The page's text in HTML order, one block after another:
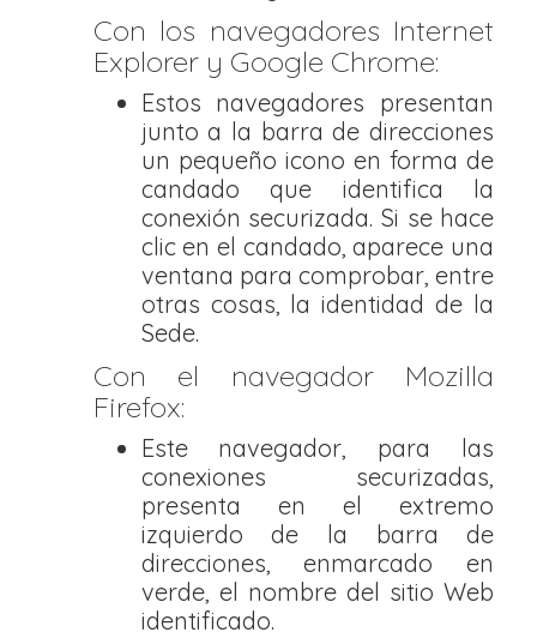
Con los navegadores Internet
Explorer y Google Chrome:
Estos navegadores presentan
junto a la barra de direcciones
un pequeño icono en forma de
candado que identifica la
conexión securizada. Si se hace
clic en el candado, aparece una
ventana para comprobar, entre
otras cosas, la identidad de la
Sede.
Con el navegador Mozilla
Firefox:
Este navegador, para las
conexiones securizadas,
presenta en el extremo
izquierdo de la barra de
direcciones, enmarcado en
verde, el nombre del sitio Web
identificado.